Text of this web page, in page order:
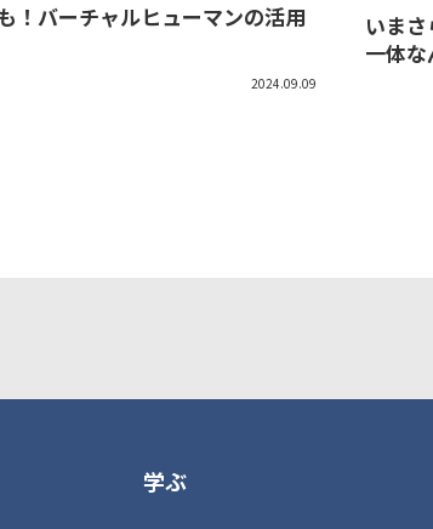
！バーチャルヒューマンの活用
2024.09.09
いま
一体な
学ぶ